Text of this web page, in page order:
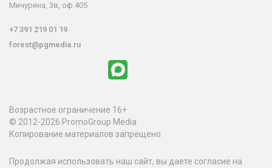
Мичурина, 3в, оф.405
+7 391 219 01 19
forest@pgmedia.ru
Возрастное ограничение 16+
© 2012-2026 PromoGroup Media
Копирование материалов запрещено.
Продолжая использовать наш сайт, вы даете согласие на